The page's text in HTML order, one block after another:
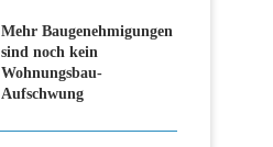
Mehr Baugenehmigungen
sind noch kein
Wohnungsbau-
Aufschwung